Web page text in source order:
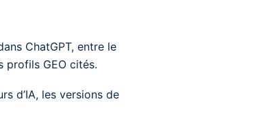
ChatGPT, entre le
profils GEO cités.
d’IA, les versions de